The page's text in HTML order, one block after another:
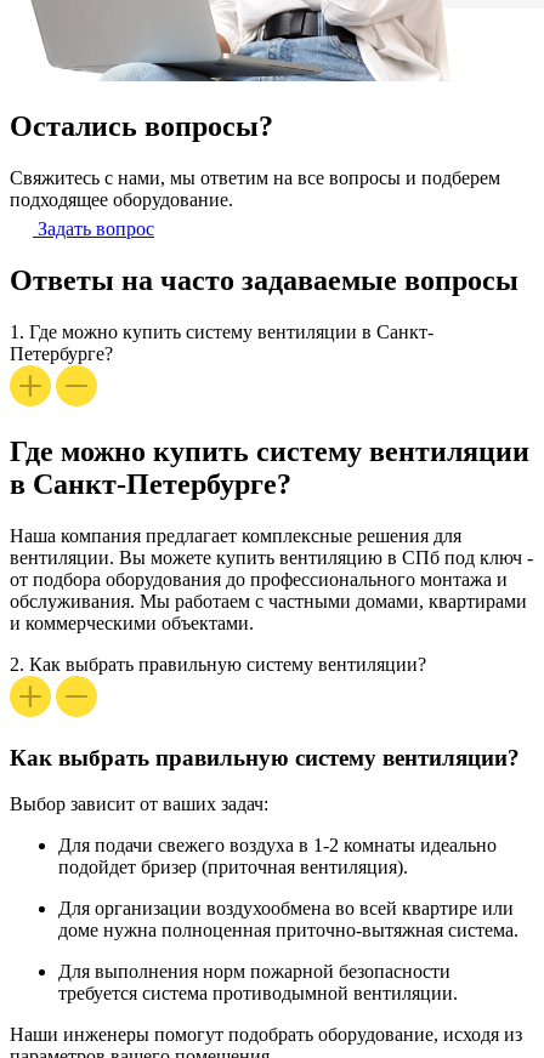
Остались вопросы?
Свяжитесь с нами, мы ответим на все вопросы и подберем
подходящее оборудование.
Задать вопрос
Ответы на часто задаваемые вопросы
1. Где можно купить систему вентиляции в Санкт-
Петербурге?
Где можно купить систему вентиляции
в Санкт-Петербурге?
Наша компания предлагает комплексные решения для
вентиляции. Вы можете купить вентиляцию в СПб под ключ -
от подбора оборудования до профессионального монтажа и
обслуживания. Мы работаем с частными домами, квартирами
и коммерческими объектами.
2. Как выбрать правильную систему вентиляции?
Как выбрать правильную систему вентиляции?
Выбор зависит от ваших задач:
Для подачи свежего воздуха в 1-2 комнаты идеально
подойдет бризер (приточная вентиляция).
Для организации воздухообмена во всей квартире или
доме нужна полноценная приточно-вытяжная система.
Для выполнения норм пожарной безопасности
требуется система противодымной вентиляции.
Наши инженеры помогут подобрать оборудование, исходя из